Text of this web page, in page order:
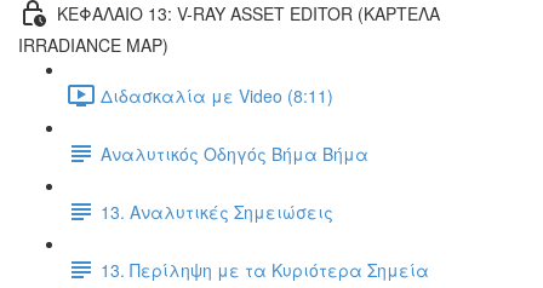
ΚΕΦΑΛΑΙΟ 13: V-RAY ASSET EDITOR (ΚΑΡΤΕΛΑ
IRRADIANCE MAP)
Διδασκαλία με Video (8:11)
Αναλυτικός Οδηγός Βήμα Βήμα
13. Αναλυτικές Σημειώσεις
13. Περίληψη με τα Κυριότερα Σημεία